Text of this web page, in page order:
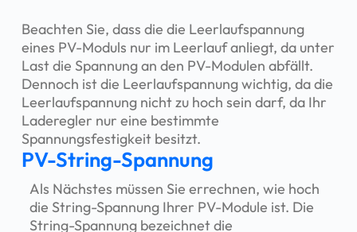
Beachten Sie, dass die die Leerlaufspannung
eines PV-Moduls nur im Leerlauf anliegt, da unter
Last die Spannung an den PV-Modulen abfällt.
Dennoch ist die Leerlaufspannung wichtig, da die
Leerlaufspannung nicht zu hoch sein darf, da Ihr
Laderegler nur eine bestimmte
Spannungsfestigkeit besitzt.
PV-String-Spannung
Als Nächstes müssen Sie errechnen, wie hoch
die String-Spannung Ihrer PV-Module ist. Die
String-Spannung bezeichnet die